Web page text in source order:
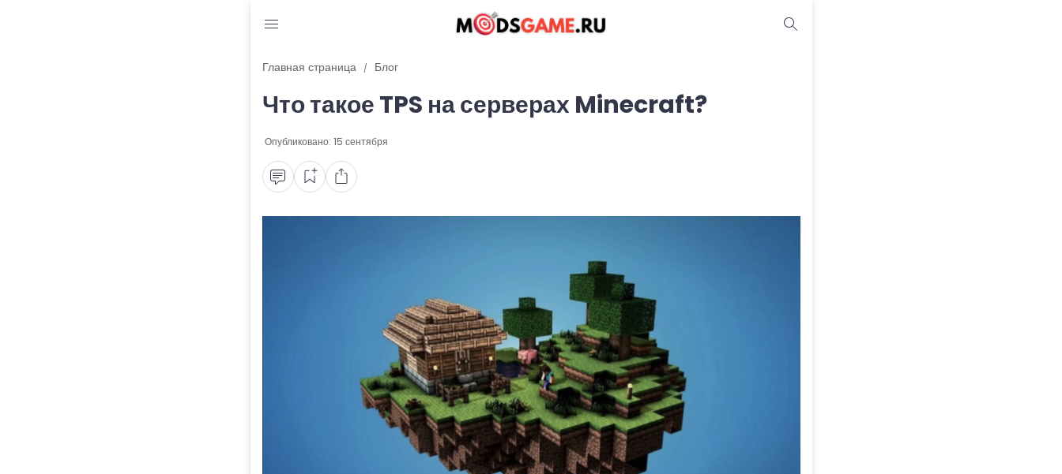
Блог
Читы и коды
Промокоды
Ошибки
Руководства
Главная страница Блог
Что такое TPS на серверах Minecraft?
Опубликовано: 15 сентября